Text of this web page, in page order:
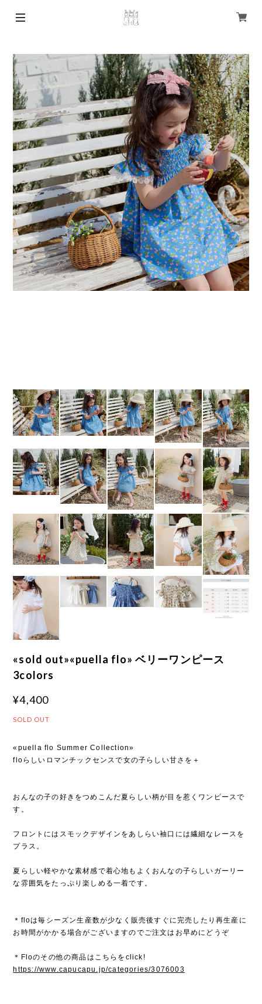
«sold out»«puella flo» ベリーワンピース
3colors
¥4,400
SOLD OUT
«puella flo Summer Collection»
floらしいロマンチックセンスで女の子らしい甘さを＋
おんなの子の好きをつめこんだ夏らしい柄が目を惹くワンピースで
す。
フロントにはスモックデザインをあしらい袖口には繊細なレースを
プラス。
夏らしい軽やかな素材感で着心地もよくおんなの子らしいガーリー
な雰囲気をたっぷり楽しめる一着です。
＊floは毎シーズン生産数が少なく販売後すぐに完売したり再生産に
お時間がかかる場合がございますのでご注文はお早めにどうぞ
＊Floのその他の商品はこちらをclick!
https://www.capucapu.jp/categories/3076003